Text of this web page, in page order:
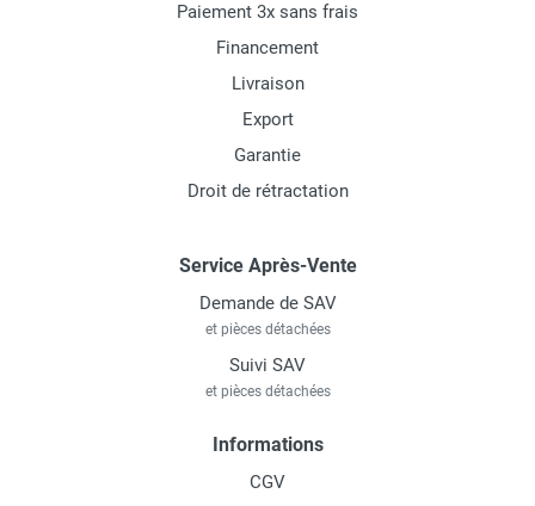
Paiement 3x sans frais
Financement
Livraison
Export
Garantie
Droit de rétractation
Service Après-Vente
Demande de SAV
et pièces détachées
Suivi SAV
et pièces détachées
Informations
CGV